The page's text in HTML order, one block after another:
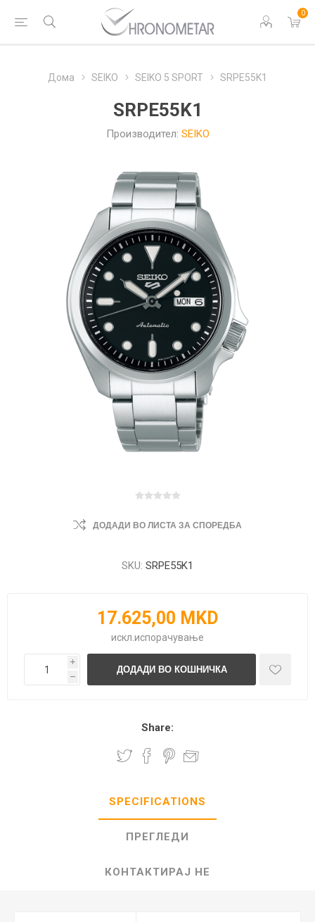
0
Дома SEIKO SEIKO 5 SPORT SRPE55K1
SRPE55K1
Производител: SEIKO
ДОДАДИ ВО ЛИСТА ЗА СПОРЕДБА
SKU: SRPE55K1
17.625,00 MKD
искл. испорачување
i
h
Share:
SPECIFICATIONS
ПРЕГЛЕДИ
КОНТАКТИРАЈ НЕ